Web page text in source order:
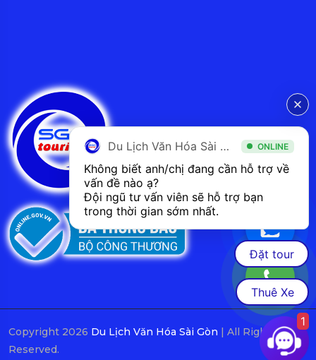
Copyright 2026 Du Lịch Văn Hóa Sài Gòn | All Rights
Reserved.
Du Lịch Văn Hóa Sài Gòn ONLINE
Không biết anh/chị đang cần hỗ trợ về
vấn đề nào ạ?
Đội ngũ tư vấn viên sẽ hỗ trợ bạn
trong thời gian sớm nhất.
Đặt tour
Thuê Xe
1